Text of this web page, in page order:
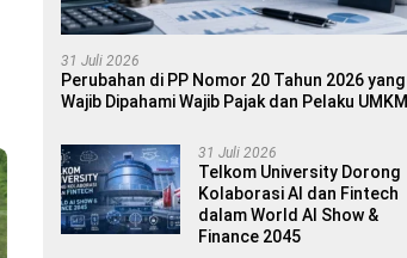
31 Juli 2026
Perubahan di PP Nomor 20 Tahun 2026 yang
Wajib Dipahami Wajib Pajak dan Pelaku UMKM
31 Juli 2026
Telkom University Dorong
Kolaborasi AI dan Fintech
dalam World AI Show &
Finance 2045